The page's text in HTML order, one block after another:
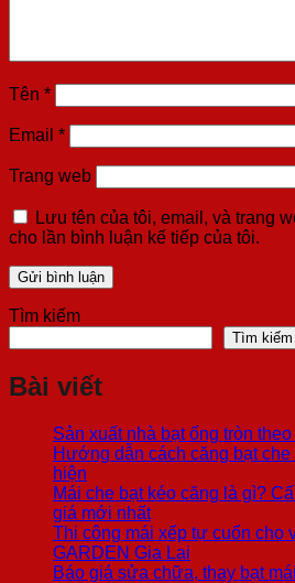
Tên *
Email *
Trang web
Lưu tên của tôi, email, và trang
cho lần bình luận kế tiếp của tôi.
Tìm kiếm
Tìm kiếm
Bài viết
Sản xuất nhà bạt ống tròn
Hướng dẫn cách căng bạt
hiện
Mái che bạt kéo căng là gì?
giá mới nhất
Thi công mái xếp tự cuốn cho
GARDEN Gia Lai
Báo giá sửa chữa, thay bạt